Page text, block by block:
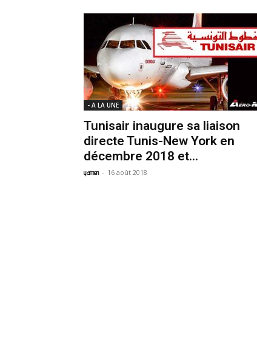
- A LA UNE
Tunisair inaugure sa liaison
directe Tunis-New York en
décembre 2018 et...
yamen - 16 août 2018